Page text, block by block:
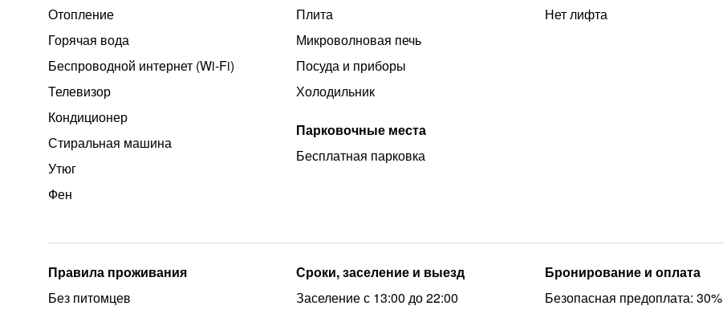
Отопление
Горячая вода
Беспроводной интернет (Wi‑Fi)
Телевизор
Кондиционер
Стиральная машина
Утюг
Фен
Плита
Микроволновая печь
Посуда и приборы
Холодильник
Парковочные места
Бесплатная парковка
Нет лифта
Правила проживания
Без питомцев
Сроки, заселение и выезд
Заселение с 13:00 до 22:00
Бронирование и оплата
Безопасная предоплата: 30%